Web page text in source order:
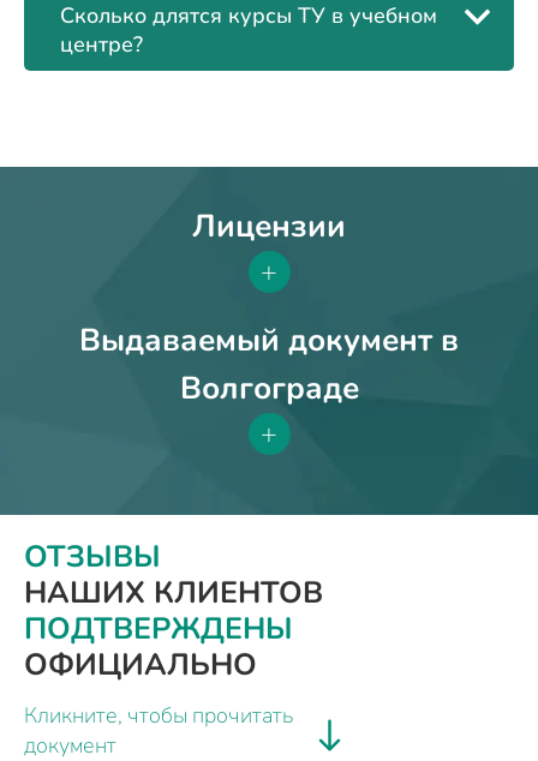
Сколько длятся курсы ТУ в учебном
центре?
Лицензии
+
Выдаваемый документ в
Волгограде
+
ОТЗЫВЫ
НАШИХ КЛИЕНТОВ
ПОДТВЕРЖДЕНЫ
ОФИЦИАЛЬНО
Кликните, чтобы прочитать
документ